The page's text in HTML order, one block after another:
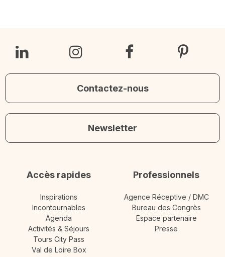
Contactez-nous
Newsletter
Accès rapides
Inspirations
Incontournables
Agenda
Activités & Séjours
Tours City Pass
Val de Loire Box
Professionnels
Agence Réceptive / DMC
Bureau des Congrès
Espace partenaire
Presse